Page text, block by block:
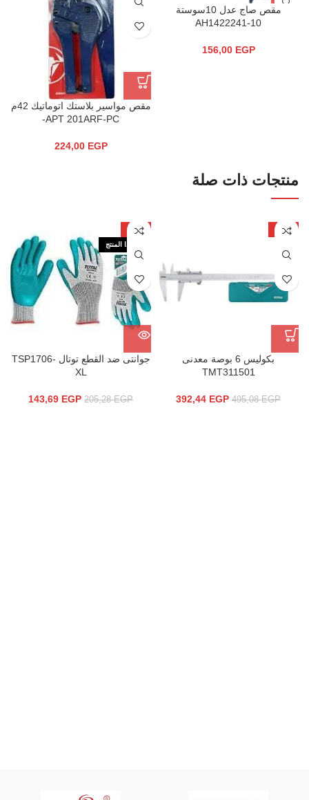
مقص صاج عدل 10سوستة
AH1422241-10
156,00 EGP
مقص مواسير بلاستك اتوماتيك 42م
APT 201ARF-PC-
224,00 EGP
منتجات ذات صلة
-21%
بكوليس 6 بوصة معدنى
TMT311501
495,08EGP
392,44 EGP
-30%
نفذ هذا المنتج
جوانتى ضد القطع توتال TSP1706-
XL
205,28EGP
143,69 EGP